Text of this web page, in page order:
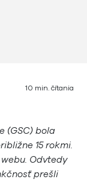
10 min. čítania
(GSC) bola
15 rokmi.
Odvtedy
prešli